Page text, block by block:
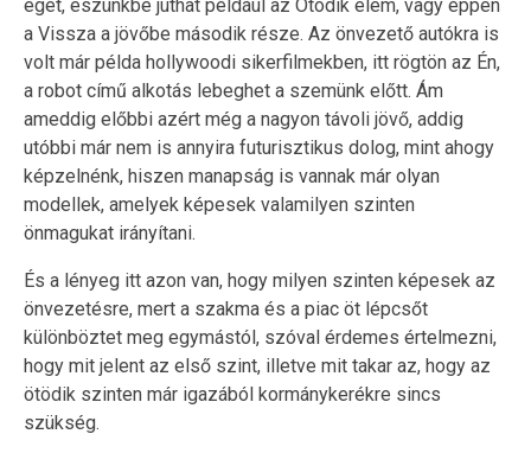
eget, eszünkbe juthat például az Ötödik elem, vagy éppen
a Vissza a jövőbe második része. Az önvezető autókra is
volt már példa hollywoodi sikerfilmekben, itt rögtön az Én,
a robot című alkotás lebeghet a szemünk előtt. Ám
ameddig előbbi azért még a nagyon távoli jövő, addig
utóbbi már nem is annyira futurisztikus dolog, mint ahogy
képzelnénk, hiszen manapság is vannak már olyan
modellek, amelyek képesek valamilyen szinten
önmagukat irányítani.
És a lényeg itt azon van, hogy milyen szinten képesek az
önvezetésre, mert a szakma és a piac öt lépcsőt
különböztet meg egymástól, szóval érdemes értelmezni,
hogy mit jelent az első szint, illetve mit takar az, hogy az
ötödik szinten már igazából kormánykerékre sincs
szükség.